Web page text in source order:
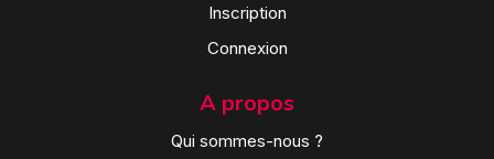
Inscription
Connexion
A propos
Qui sommes-nous ?